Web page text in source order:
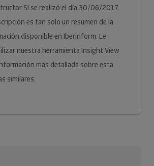
Sl se realizó el día 30/06/2017.
es tan solo un resumen de la
disponible en Iberinform. Le
nuestra herramienta Insight View
más detallada sobre esta
similares.